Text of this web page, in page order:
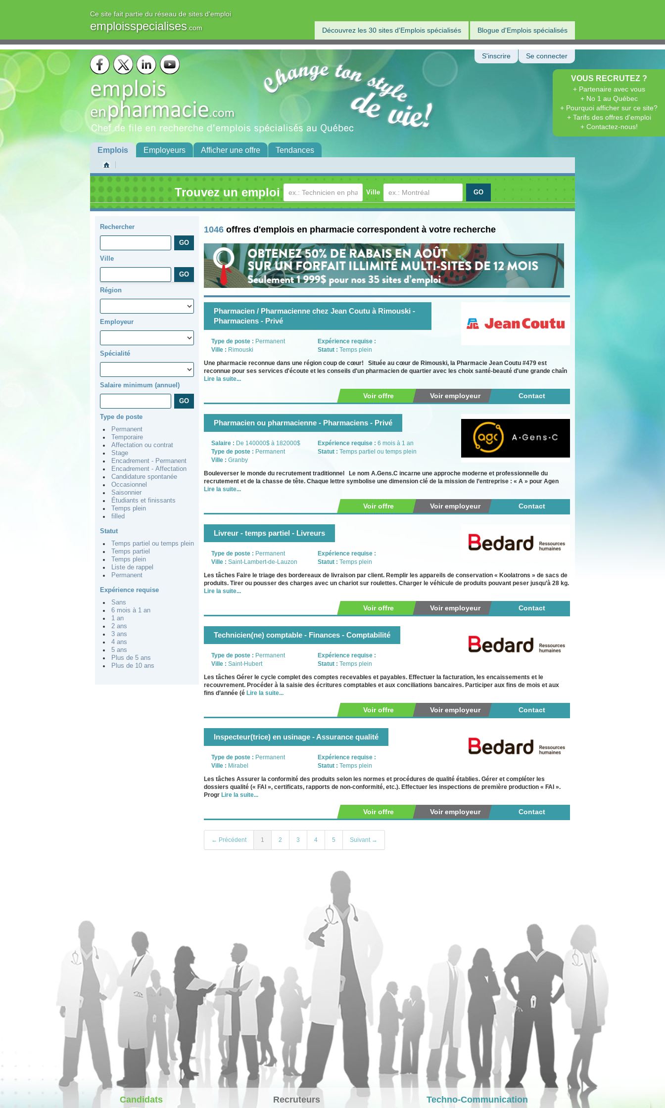
Ce site fait partie du réseau de sites d'emploi
emploisspecialises.com Découvrez les 30 sites d'Emplois spécialisés Blogue d'Emplois spécialisés
VOUS RECRUTEZ ?
+ Partenaire avec vous
+ No 1 au Québec
+ Pourquoi afficher sur ce site?
+ Tarifs des offres d'emploi
+ Contactez-nous!
S'inscrire Se connecter
Emplois Employeurs Afficher une offre Tendances
Trouvez un emploi Ville
Rechercher
Ville
Région
Employeur
Spécialité
Salaire minimum (annuel)
Type de poste
Permanent
Temporaire
Affectation ou contrat
Stage
Encadrement - Permanent
Encadrement - Affectation
Candidature spontanée
Occasionnel
Saisonnier
Étudiants et finissants
Temps plein
filled
Statut
Temps partiel ou temps plein
Temps partiel
Temps plein
Liste de rappel
Permanent
Expérience requise
Sans
6 mois à 1 an
1 an
2 ans
3 ans
4 ans
5 ans
Plus de 5 ans
Plus de 10 ans
1046 offres d'emplois en pharmacie correspondent à votre recherche
Pharmacien / Pharmacienne chez Jean Coutu à Rimouski -
Pharmaciens - Privé
Type de poste : Permanent
Ville : Rimouski
Expérience requise :
Statut : Temps plein
Une pharmacie reconnue dans une région coup de cœur! Située au cœur de Rimouski, la Pharmacie Jean Coutu #479 est
reconnue pour ses services d'écoute et les conseils d'un pharmacien de quartier avec les choix santé-beauté d'une grande chaîn
Lire la suite...
Voir offre Voir employeur Contact
Pharmacien ou pharmacienne - Pharmaciens - Privé
Salaire : De 140000$ à 182000$
Type de poste : Permanent
Ville : Granby
Expérience requise : 6 mois à 1 an
Statut : Temps partiel ou temps plein
Bouleverser le monde du recrutement traditionnel Le nom A.Gens.C incarne une approche moderne et professionnelle du
recrutement et de la chasse de tête. Chaque lettre symbolise une dimension clé de la mission de l’entreprise : « A » pour Agen
Lire la suite...
Voir offre Voir employeur Contact
Livreur - temps partiel - Livreurs
Type de poste : Permanent
Ville : Saint-Lambert-de-Lauzon
Expérience requise :
Statut : Temps plein
Les tâches Faire le triage des bordereaux de livraison par client. Remplir les appareils de conservation « Koolatrons » de sacs de
produits. Tirer ou pousser des charges avec un chariot sur roulettes. Charger le véhicule de produits pouvant peser jusqu’à 28 kg.
Lire la suite...
Voir offre Voir employeur Contact
Technicien(ne) comptable - Finances - Comptabilité
Type de poste : Permanent
Ville : Saint-Hubert
Expérience requise :
Statut : Temps plein
Les tâches Gérer le cycle complet des comptes recevables et payables. Effectuer la facturation, les encaissements et le
recouvrement. Procéder à la saisie des écritures comptables et aux conciliations bancaires. Participer aux fins de mois et aux
fins d’année (é Lire la suite...
Voir offre Voir employeur Contact
Inspecteur(trice) en usinage - Assurance qualité
Type de poste : Permanent
Ville : Mirabel
Expérience requise :
Statut : Temps plein
Les tâches Assurer la conformité des produits selon les normes et procédures de qualité établies. Gérer et compléter les
dossiers qualité (« FAI », certificats, rapports de non-conformité, etc.). Effectuer les inspections de première production « FAI ».
Progr Lire la suite...
Voir offre Voir employeur Contact
← Précédent 1 2 3 4 5 Suivant →
Candidats Recruteurs Techno-Communication